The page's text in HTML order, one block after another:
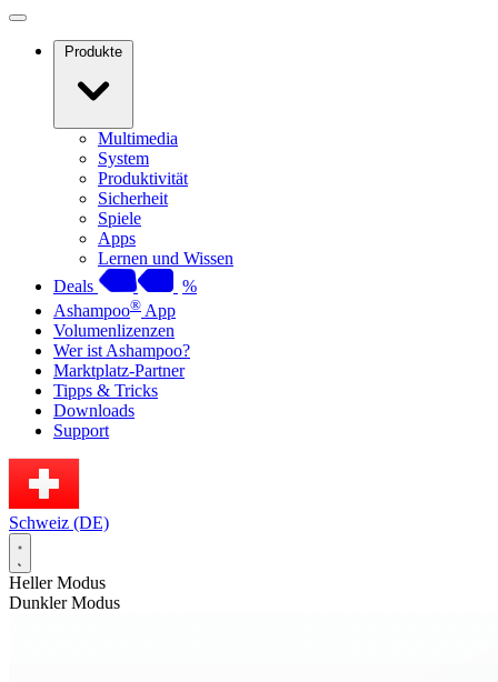
Produkte
Multimedia
System
Produktivität
Sicherheit
Spiele
Apps
Lernen und Wissen
Deals
%
Ashampoo® App
Volumenlizenzen
Wer ist Ashampoo?
Marktplatz-Partner
Tipps & Tricks
Downloads
Support
Schweiz (DE)
Heller Modus
Dunkler Modus